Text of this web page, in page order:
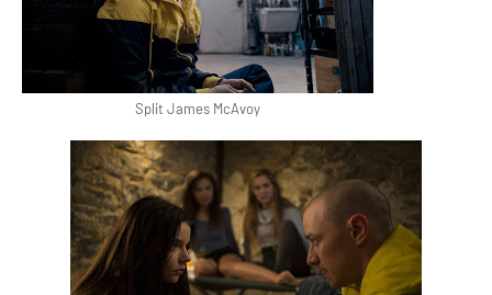
Split James McAvoy